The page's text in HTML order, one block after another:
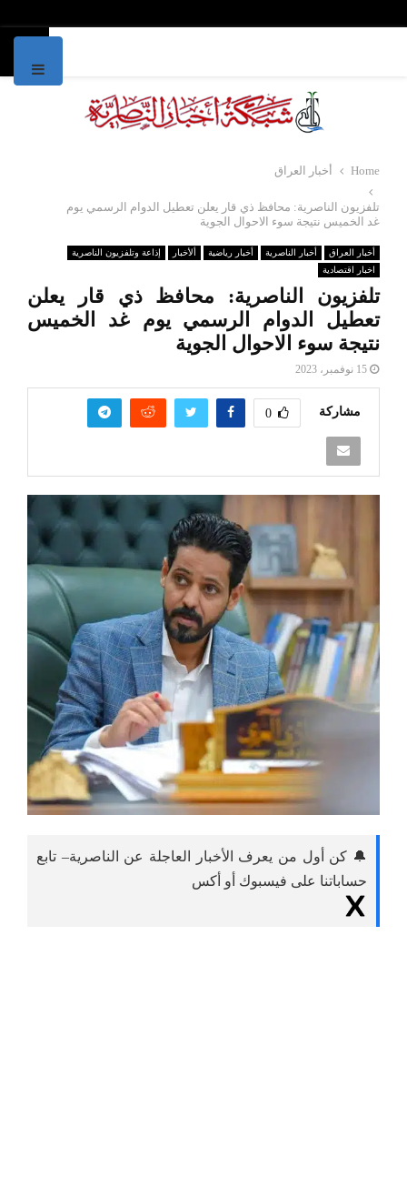
Home أخبار العراق
تلفزيون الناصرية: محافظ ذي قار يعلن تعطيل الدوام الرسمي يوم
غد الخميس نتيجة سوء الاحوال الجوية
أخبار العراق أخبار الناصرية أخبار رياضية ألأخبار
إذاعة وتلفزيون الناصرية
اخبار اقتصادية
تلفزيون الناصرية: محافظ ذي قار يعلن
تعطيل الدوام الرسمي يوم غد الخميس
نتيجة سوء الاحوال الجوية
15 نوفمبر، 2023
مشاركة 0
🔔 كن أول من يعرف الأخبار العاجلة عن الناصرية– تابع
حساباتنا على فيسبوك أو أكس